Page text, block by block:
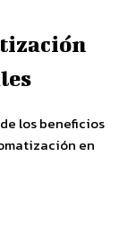
los beneficios
en